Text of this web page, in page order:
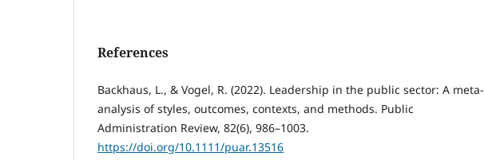
References
Backhaus, L., & Vogel, R. (2022). Leadership in the public sector: A meta-
analysis of styles, outcomes, contexts, and methods. Public
Administration Review, 82(6), 986–1003.
https://doi.org/10.1111/puar.13516